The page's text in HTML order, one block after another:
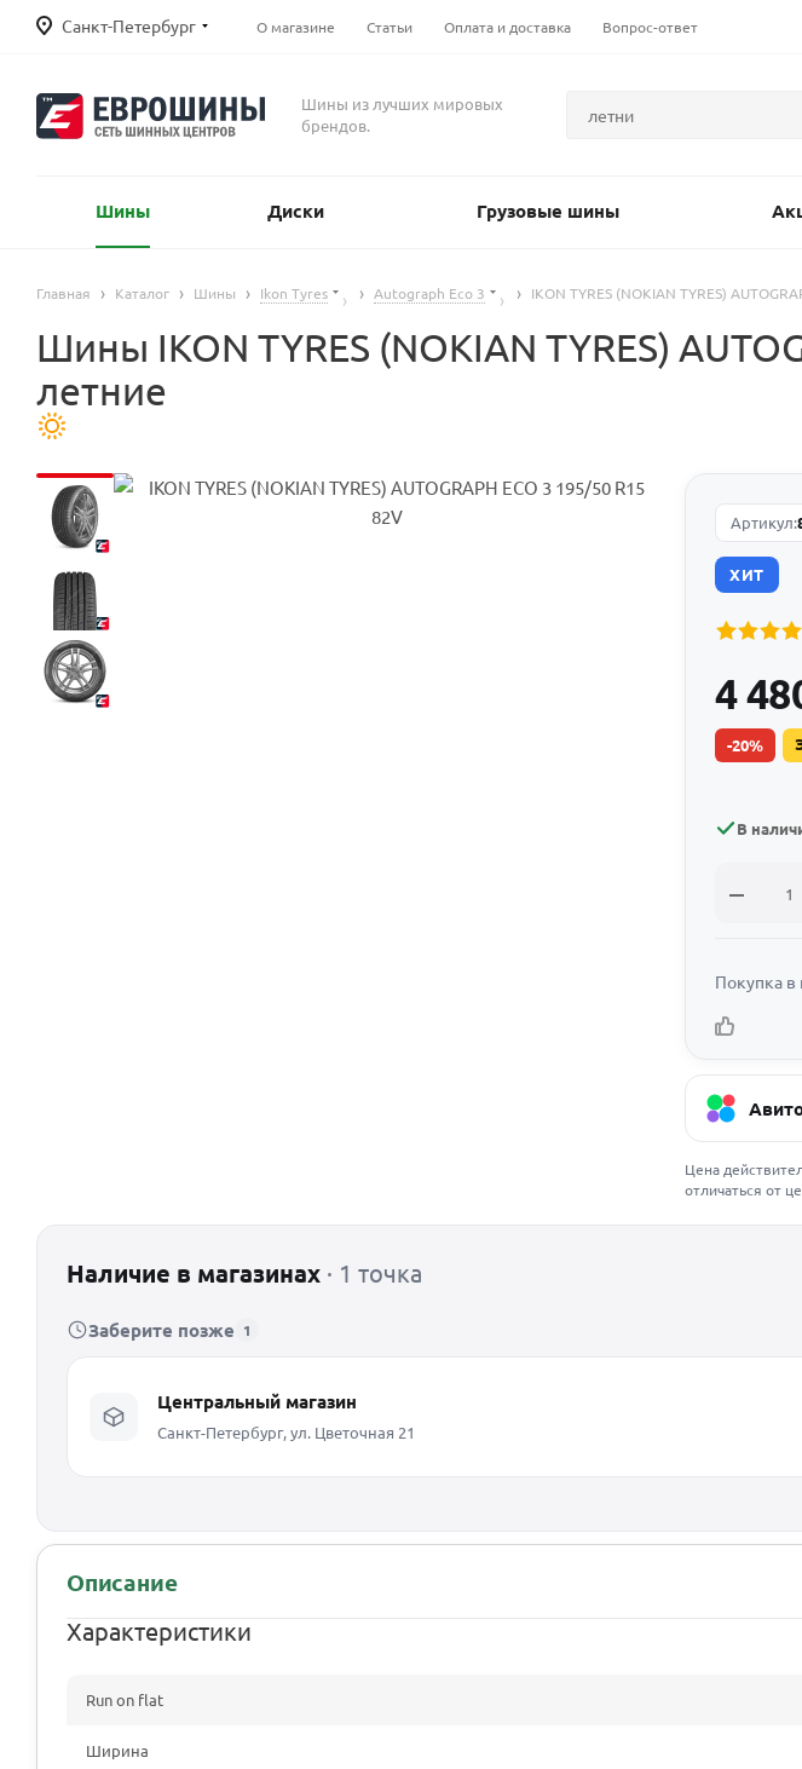
Санкт-Петербург О магазине Статьи Оплата и доставка Вопрос-ответ
Шины из лучших мировых
брендов.
Шины Диски Грузовые шины
Главная Каталог Шины Ikon Tyres Autograph Eco 3 IKON TYRES (NOKIAN TYRES)
Шины IKON TYRES (NOKIAN TYRES)
летние
Артикул:
ХИТ
4
-20%
В
Покупка в
Цена
отличаться от
Наличие в магазинах · 1 точка
Заберите позже 1
Центральный магазин
Санкт-Петербург, ул. Цветочная 21
Описание
Характеристики
Run on flat
Ширина